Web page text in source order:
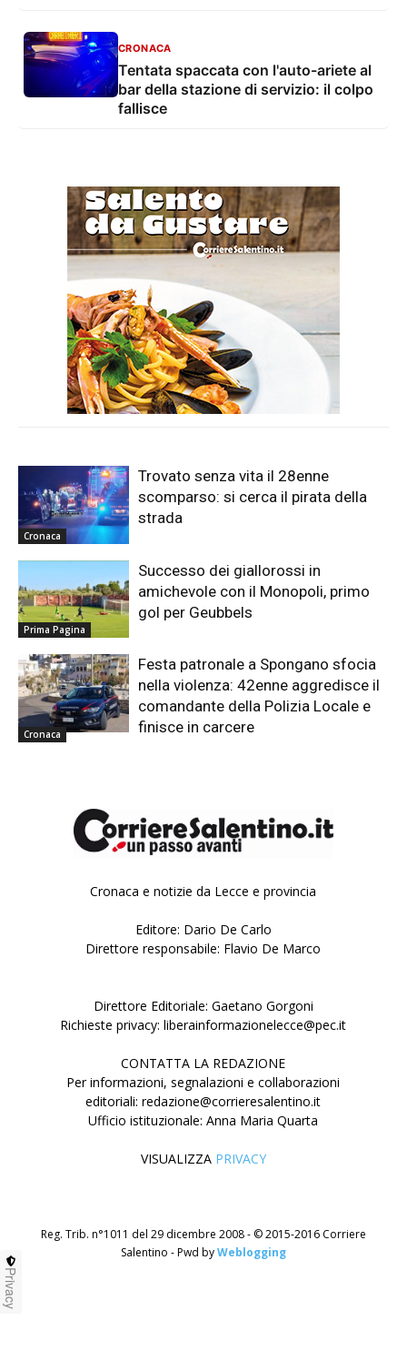
CRONACA
Tentata spaccata con l'auto-ariete al
bar della stazione di servizio: il colpo
fallisce
Cronaca
Trovato senza vita il 28enne
scomparso: si cerca il pirata della
strada
Prima Pagina
Successo dei giallorossi in
amichevole con il Monopoli, primo
gol per Geubbels
Cronaca
Festa patronale a Spongano sfocia
nella violenza: 42enne aggredisce il
comandante della Polizia Locale e
finisce in carcere
Cronaca e notizie da Lecce e provincia
Editore: Dario De Carlo
Direttore responsabile: Flavio De Marco
Direttore Editoriale: Gaetano Gorgoni
Richieste privacy: liberainformazionelecce@pec.it
CONTATTA LA REDAZIONE
Per informazioni, segnalazioni e collaborazioni
editoriali: redazione@corrieresalentino.it
Ufficio istituzionale: Anna Maria Quarta
VISUALIZZA PRIVACY
Reg. Trib. n°1011 del 29 dicembre 2008 - © 2015-2016 Corriere
Salentino - Pwd byWeblogging
Privacy